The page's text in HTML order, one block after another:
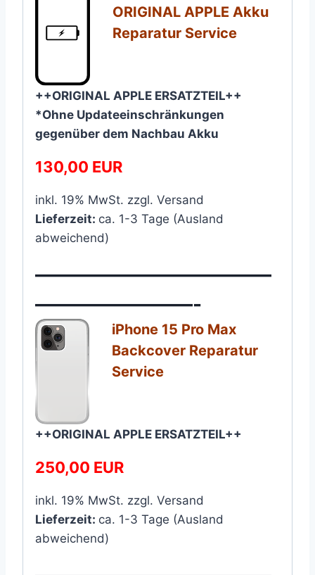
ORIGINAL APPLE Akku
Reparatur Service​
++ORIGINAL APPLE ERSATZTEIL++
*Ohne Updateeinschränkungen
gegenüber dem Nachbau Akku
130,00 EUR
inkl. 19% MwSt. zzgl. Versand
Lieferzeit: ca. 1-3 Tage (Ausland
abweichend)
————————————
————————-
iPhone 15 Pro Max
Backcover Reparatur
Service​
++ORIGINAL APPLE ERSATZTEIL++
250,00 EUR
inkl. 19% MwSt. zzgl. Versand
Lieferzeit: ca. 1-3 Tage (Ausland
abweichend)